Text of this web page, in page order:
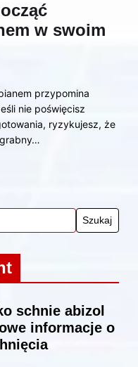
w swoim
przypomina
nie poświęcisz
ryzykujesz, że
schnie abizol
informacje o